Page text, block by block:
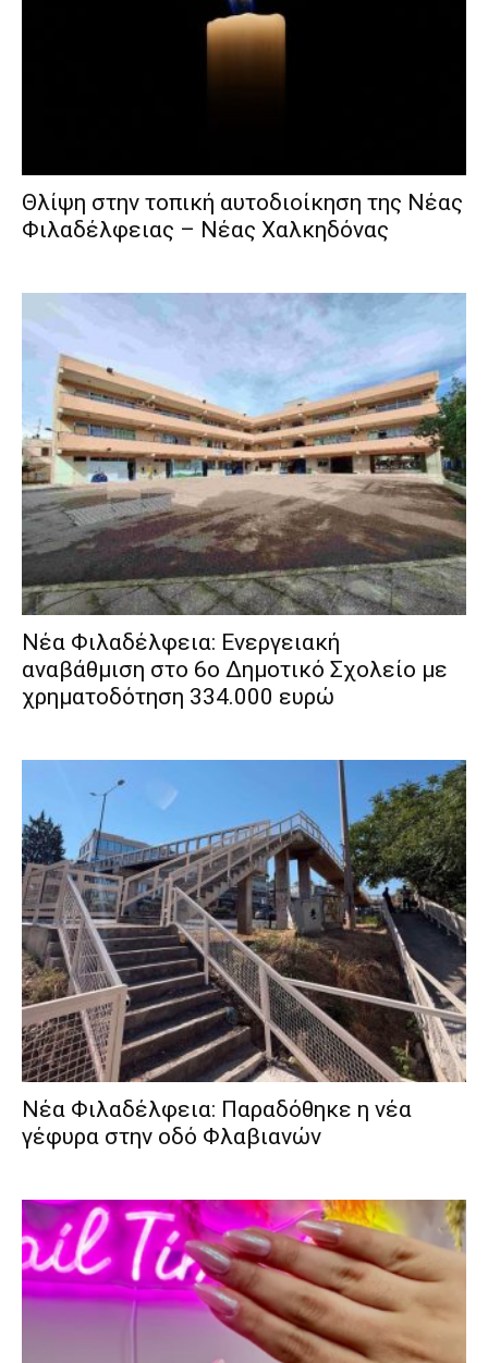
Θλίψη στην τοπική αυτοδιοίκηση της Νέας
Φιλαδέλφειας – Νέας Χαλκηδόνας
Νέα Φιλαδέλφεια: Ενεργειακή
αναβάθμιση στο 6ο Δημοτικό Σχολείο με
χρηματοδότηση 334.000 ευρώ
Νέα Φιλαδέλφεια: Παραδόθηκε η νέα
γέφυρα στην οδό Φλαβιανών